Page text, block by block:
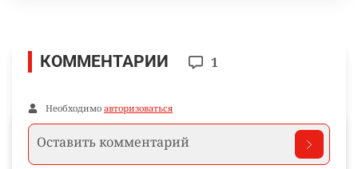
КОММЕНТАРИИ 1
Необходимо авторизоваться